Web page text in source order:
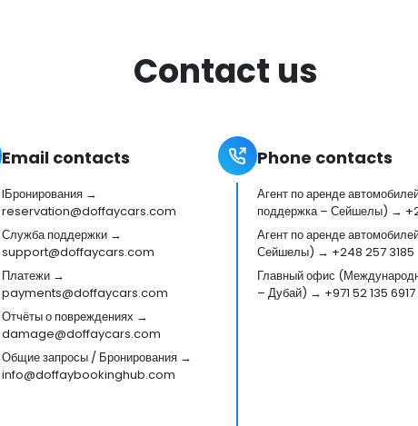
Contact us
Email contacts
IБронирования →
reservation@doffaycars.com
Служба поддержки →
support@doffaycars.com
Платежи →
payments@doffaycars.com
Отчёты о повреждениях →
damage@doffaycars.com
Общие запросы / Бронирования →
info@doffaybookinghub.com
Phone contacts
Агент по аренде
поддержка – Сейшелы) →
Агент по аренде
Сейшелы) → +248 257 3185
Главный офис
– Дубай) → +971 52 135